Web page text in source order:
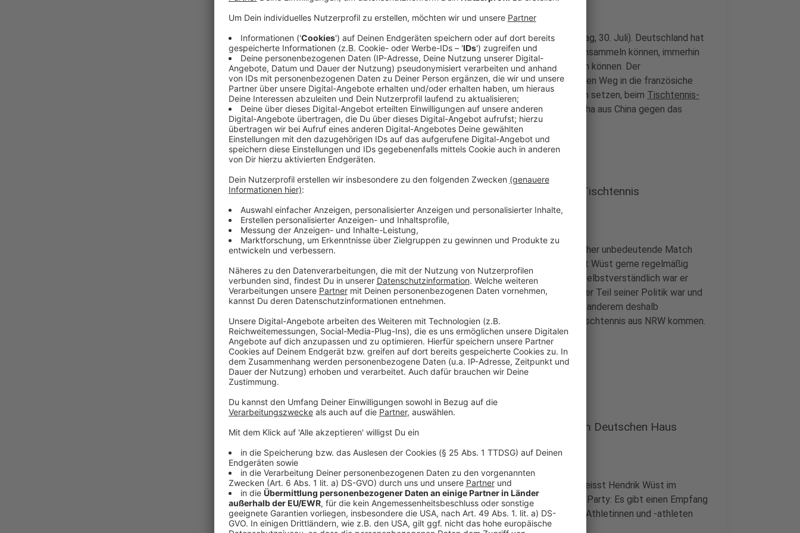
Es ist Wettkampftag vier der Olympischen Spiele in Paris (Dienstag, 30. Juli). Deutschland hat
an den ersten drei Tagen der Sommerspiele nur zwei Medaillen einsammeln können, immerhin
zwei Goldene. Daran wird auch Hendrik Wüst wohl nicht viel ändern können. Der
Ministerpräsident von Nordrhein-Westfalen hat sich nämlich auf den Weg in die französiche
Hauptstadt gemacht. Er wird sich um die Mittagszeit ins Publikum setzen, beim Tischtennis-
Finale im Mixed. Das Finale bestreiten Wang Chuqin und Sun Yingsha aus China gegen das
nordkoreanische Duo Ri Jon Sik und Kim Kum Yong.
Anzeige
Hendrik Wüst in Paris bei Olympia: Deshalb schaut er Tischtennis
Anzeige
Warum ausgerechnet schaut er sich dieses aus deutscher Sicht eher unbedeutende Match
an? Dafür gibt es eine ganze Reihe von Gründen. Zum einen schaut Wüst gerne regelmäßig
Sportveranstaltungen - beispielsweise Reitsport oder Handball. Selbstverständlich war er
auch bei EM-Spielen in Nordrhein-Westfalen zu sehen. Ein wichtiger Teil seiner Politik war und
ist der Sport. Bei seinem Besuch in Paris wurde Tischtennis unter anderem deshalb
ausgewählt, weil sechs der acht deutschen Olympioniken beim Tischtennis aus NRW kommen.
Außerdem steht in Düsseldorf das deutsche Tischtenniszentrum.
Hendrik Wüst in Paris bei Olympia: Abends Empfang im Deutschen Haus
Am Abend - im Anschluss an die Tischtenniswettbewerbe - schmeisst Hendrik Wüst im
Deutschen Haus im Olympischen Dorf außerdem noch eine kleine Party: Es gibt einen Empfang
mit einer Rede, dazu werden Sekt oder Apfelsaftschorlen für die Athletinnen und -athleten
ausgeschenkt.